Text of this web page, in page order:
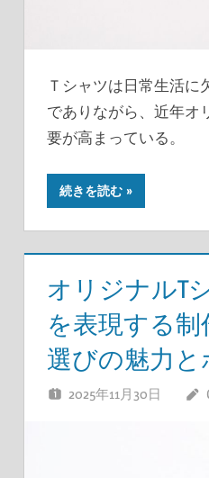
Ｔシャツは日常生活に
でありながら、近年オ
要が高まっている。
続きを読む
オリジナルT
を表現する
選びの魅力と
2025年11月30日